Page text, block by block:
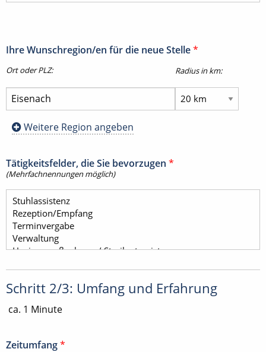
Ihre Wunschregion/en für die neue Stelle*
Ort oder PLZ: Radius in km:
Weitere Region angeben
Tätigkeitsfelder, die Sie bevorzugen *
(Mehrfachnennungen möglich)
Schritt 2/3: Umfang und Erfahrung
ca. 1 Minute
Zeitumfang*